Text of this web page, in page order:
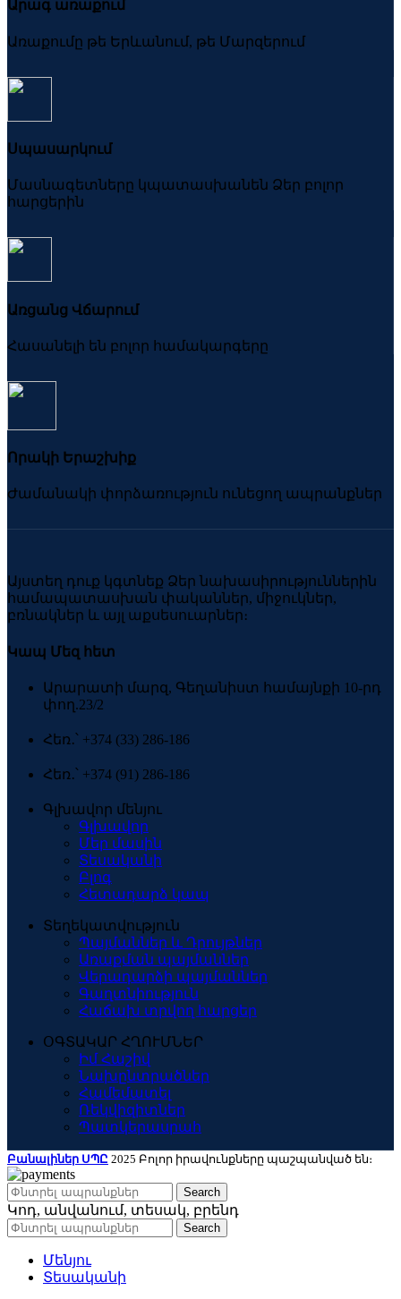
Արագ առաքում
Առաքումը թե Երևանում, թե Մարզերում
Սպասարկում
Մասնագետները կպատասխանեն Ձեր բոլոր
հարցերին
Առցանց Վճարում
Հասանելի են բոլոր համակարգերը
Որակի Երաշխիք
Ժամանակի փորձառություն ունեցող ապրանքներ
Այստեղ դուք կգտնեք Ձեր նախասիրություններին
համապատասխան փականներ, միջուկներ,
բռնակներ և այլ աքսեսուարներ։
Կապ Մեզ հետ
Արարատի մարզ, Գեղանիստ համայնքի 10-րդ
փող.23/2
Հեռ․՝ +374 (33) 286-186
Հեռ․՝ +374 (91) 286-186
Գլխավոր մենյու
Գլխավոր
Մեր մասին
Տեսականի
Բլոգ
Հետադարձ կապ
Տեղեկատվություն
Պայմաններ և Դրույթներ
Առաքման պայմաններ
Վերադարձի պայմաններ
Գաղտնիություն
Հաճախ տրվող հարցեր
ՕԳՏԱԿԱՐ ՀՂՈՒՄՆԵՐ
Իմ Հաշիվ
Նախընտրածներ
Համեմատել
Ռեկվիզիտներ
Պատկերասրահ
Բանալիներ ՍՊԸ 2025 Բոլոր իրավունքները պաշպանված են։
Search
Կոդ, անվանում, տեսակ, բրենդ
Search
Մենյու
Տեսականի